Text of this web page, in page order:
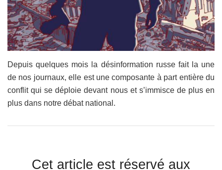
Depuis quelques mois la désinformation russe fait la une
de nos journaux, elle est une composante à part entière du
conflit qui se déploie devant nous et s’immisce de plus en
plus dans notre débat national.
Cet article est réservé aux